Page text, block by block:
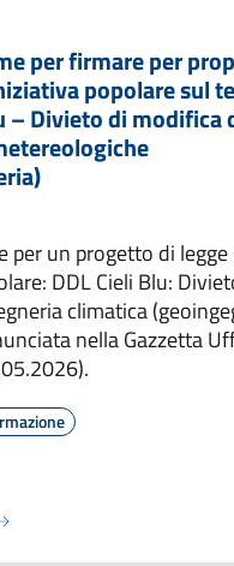
per firmare per
popolare sul
– Divieto di modifica
per un progetto di legge
DDL Cieli Blu:
climatica
nella Gazzetta